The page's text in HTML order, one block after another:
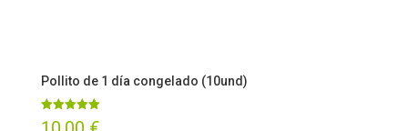
Pollito de 1 día congelado (10und)
Valorado